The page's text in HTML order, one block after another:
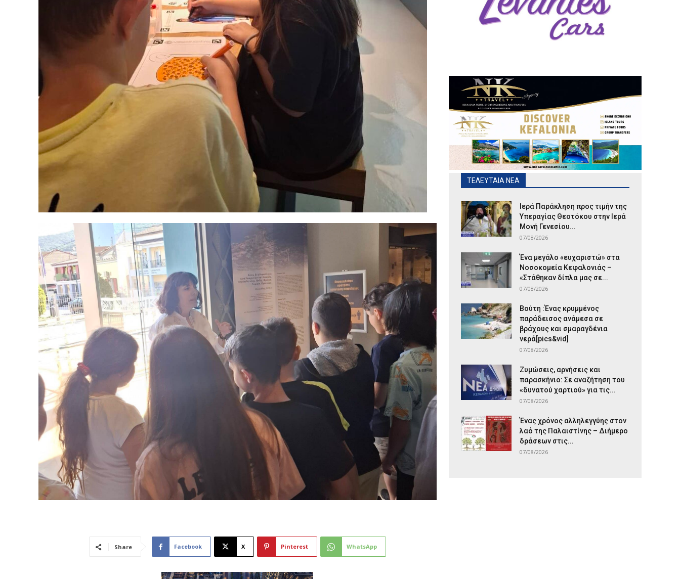
Share Facebook X Pinterest WhatsApp
ΤΕΛΕΥΤΑΙΑ ΝΕΑ
Ιερά Παράκληση προς τιμήν της
Υπεραγίας Θεοτόκου στην Ιερά
Μονή Γενεσίου...
07/08/2026
Ένα μεγάλο «ευχαριστώ» στα
Νοσοκομεία Κεφαλονιάς –
«Στάθηκαν δίπλα μας σε...
07/08/2026
Βούτη :Ένας κρυμμένος
παράδεισος ανάμεσα σε
βράχους και σμαραγδένια
νερά[pics&vid]
07/08/2026
Ζυμώσεις, αρνήσεις και
παρασκήνιο: Σε αναζήτηση του
«δυνατού χαρτιού» για τις...
07/08/2026
Ένας χρόνος αλληλεγγύης στον
λαό της Παλαιστίνης – Διήμερο
δράσεων στις...
07/08/2026